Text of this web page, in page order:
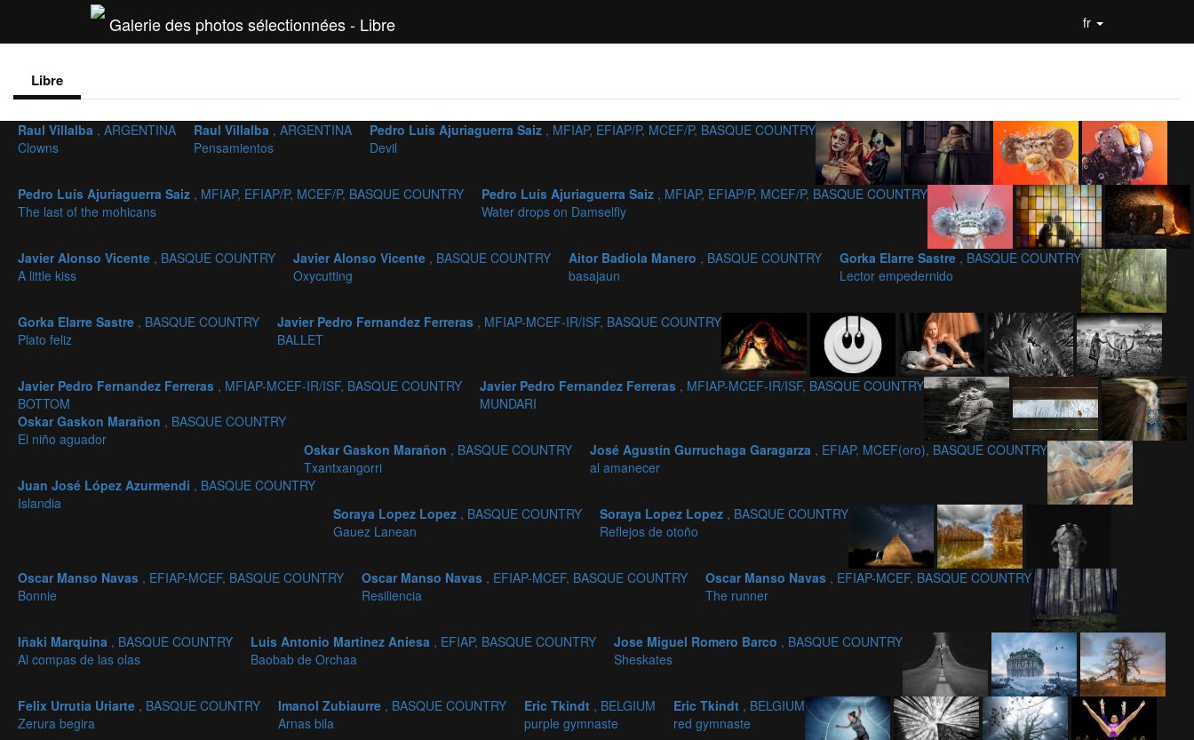
Galerie des photos sélectionnées - Libre fr
Libre
Raul Villalba , ARGENTINA
Clowns
Raul Villalba , ARGENTINA
Pensamientos
Pedro Luís Ajuriaguerra Saiz , MFIAP, EFIAP/P, MCEF/P, BASQUE COUNTRY
Devil
Pedro Luís Ajuriaguerra Saiz , MFIAP, EFIAP/P, MCEF/P, BASQUE COUNTRY
The last of the mohicans
Pedro Luís Ajuriaguerra Saiz , MFIAP, EFIAP/P, MCEF/P, BASQUE COUNTRY
Water drops on Damselfly
Javier Alonso Vicente , BASQUE COUNTRY
A little kiss
Javier Alonso Vicente , BASQUE COUNTRY
Oxycutting
Aitor Badiola Manero , BASQUE COUNTRY
basajaun
Gorka Elarre Sastre , BASQUE COUNTRY
Lector empedernido
Gorka Elarre Sastre , BASQUE COUNTRY
Plato feliz
Javier Pedro Fernandez Ferreras , MFIAP-MCEF-IR/ISF, BASQUE COUNTRY
BALLET
Javier Pedro Fernandez Ferreras , MFIAP-MCEF-IR/ISF, BASQUE COUNTRY
BOTTOM
Javier Pedro Fernandez Ferreras , MFIAP-MCEF-IR/ISF, BASQUE COUNTRY
MUNDARI
Oskar Gaskon Marañon , BASQUE COUNTRY
El niño aguador
Oskar Gaskon Marañon , BASQUE COUNTRY
Txantxangorri
José Agustín Gurruchaga Garagarza , EFIAP, MCEF(oro), BASQUE COUNTRY
al amanecer
Juan José López Azurmendi , BASQUE COUNTRY
Islandia
Soraya Lopez Lopez , BASQUE COUNTRY
Gauez Lanean
Soraya Lopez Lopez , BASQUE COUNTRY
Reflejos de otoño
Oscar Manso Navas , EFIAP-MCEF, BASQUE COUNTRY
Bonnie
Oscar Manso Navas , EFIAP-MCEF, BASQUE COUNTRY
Resiliencia
Oscar Manso Navas , EFIAP-MCEF, BASQUE COUNTRY
The runner
Iñaki Marquina , BASQUE COUNTRY
Al compas de las olas
Luis Antonio Martinez Aniesa , EFIAP, BASQUE COUNTRY
Baobab de Orchaa
Jose Miguel Romero Barco , BASQUE COUNTRY
Sheskates
Felix Urrutia Uriarte , BASQUE COUNTRY
Zerura begira
Imanol Zubiaurre , BASQUE COUNTRY
Arnas bila
Eric Tkindt , BELGIUM
purple gymnaste
Eric Tkindt , BELGIUM
red gymnaste